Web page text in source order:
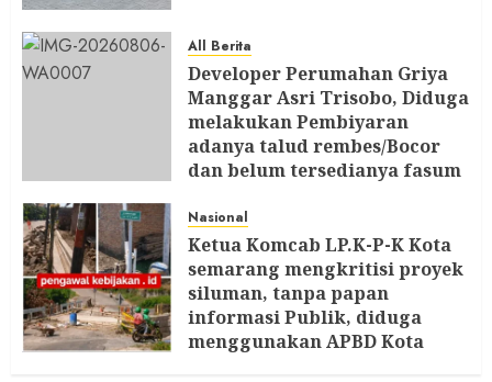
All Berita
Developer Perumahan Griya
Manggar Asri Trisobo, Diduga
melakukan Pembiyaran
adanya talud rembes/Bocor
dan belum tersedianya fasum
segera Bersurat
6 AGUSTUS 2026
Nasional
Ketua Komcab LP.K-P-K Kota
semarang mengkritisi proyek
siluman, tanpa papan
informasi Publik, diduga
menggunakan APBD Kota